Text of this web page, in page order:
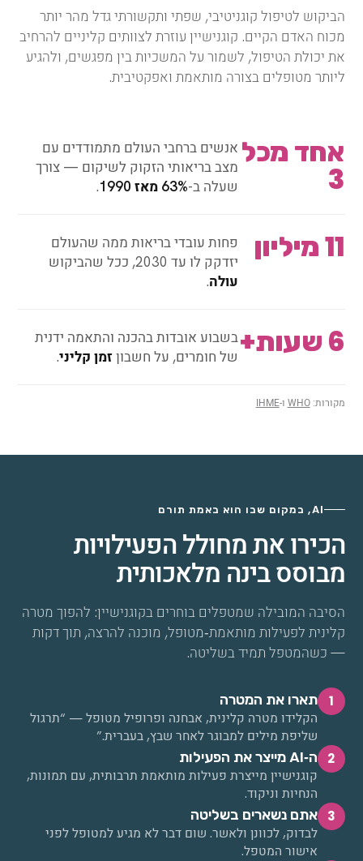
הביקוש לטיפול קוגניטיבי, שפתי ותקשורתי גדל מהר יותר
מכוח האדם הקיים. קוגנישיין עוזרת לצוותים קליניים להרחיב
את יכולת הטיפול, לשמור על המשכיות בין מפגשים, ולהגיע
ליותר מטופלים בצורה מותאמת ואפקטיבית.
אחד מכל
3
אנשים ברחבי העולם מתמודדים עם
מצב בריאותי הזקוק לשיקום — צורך
שעלה ב-63% מאז 1990 .
11 מיליון
פחות עובדי בריאות ממה שהעולם
יזדקק לו עד 2030, ככל שהביקוש
עולה.
6 שעות+
בשבוע אובדות בהכנה והתאמה ידנית
של חומרים, על חשבון זמן קליני.
מקורות:WHO ו-IHME
הכירו את מחולל הפעילויות
מבוסס בינה מלאכותית
הסיבה המובילה שמטפלים בוחרים בקוגנישיין: להפוך מטרה
קלינית לפעילות מותאמת‑מטופל, מוכנה להרצה, תוך דקות
— כשהמטפל תמיד בשליטה.
1 תארו את המטרה
הקלידו מטרה קלינית, אבחנה ופרופיל מטופל — “תרגול
שליפת מילים למבוגר לאחר שבץ, בעברית.”
2
ה‑AI מייצר את הפעילות
קוגנישיין מייצרת פעילות מותאמת תרבותית, עם תמונות,
הנחיות וניקוד.
3
אתם נשארים בשליטה
לבדוק, לכוונן ולאשר. שום דבר לא מגיע למטופל לפני
אישור המטפל.